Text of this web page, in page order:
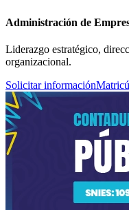
Administración de
Liderazgo estratégico,
organizacional.
Solicitar información